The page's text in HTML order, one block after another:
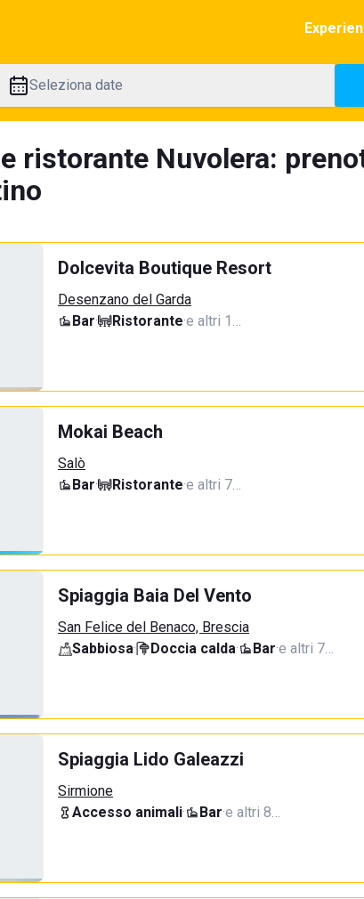
Seleziona date
ristorante Nuvolera:
Dolcevita Boutique Resort
Desenzano del Garda
Bar· Ristorante·e altri 1…
Mokai Beach
Salò
Bar· Ristorante·e altri 7…
Spiaggia Baia Del Vento
San Felice del Benaco, Brescia
Sabbiosa· Doccia calda· Bar·e altri 7…
Spiaggia Lido Galeazzi
Sirmione
Accesso animali· Bar·e altri 8…